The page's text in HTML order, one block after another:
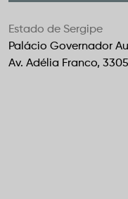
Estado de Sergipe
Palácio Governador
Av. Adélia Franco,